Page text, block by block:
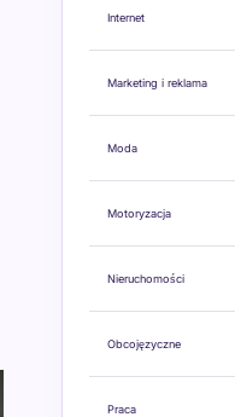
Internet
Marketing i reklama
Moda
Motoryzacja
Nieruchomości
Obcojęzyczne
Praca